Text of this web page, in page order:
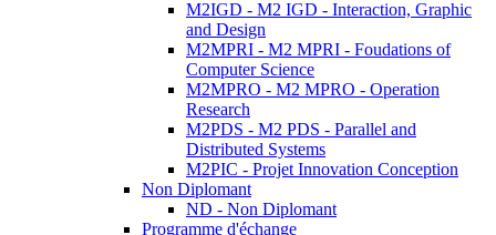
M2IGD - M2 IGD - Interaction, Graphic
and Design
M2MPRI - M2 MPRI - Foudations of
Computer Science
M2MPRO - M2 MPRO - Operation
Research
M2PDS - M2 PDS - Parallel and
Distributed Systems
M2PIC - Projet Innovation Conception
Non Diplomant
ND - Non Diplomant
Programme d'échange